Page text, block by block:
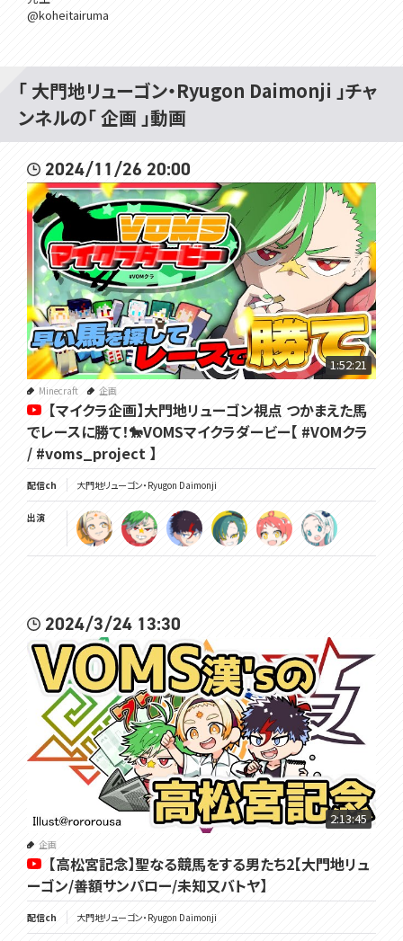
@koheitairuma
Membership is here!! メンバーシップはここ！
hhttps://www.youtube.com/channel/UCivDgaCAh7WPBoKA24WN
wJQ/join
Twitter：https://twitter.com/VOMS_Project
HP：https://voms.net/
「 大門地リューゴン・Ryugon Daimonji 」チャ
ンネルの「 企画 」動画
2024/11/26 20:00
1:52:21
Minecraft 企画
【マイクラ企画】大門地リューゴン視点 つかまえた馬
でレースに勝て！🐎VOMSマイクラダービー【 #VOMクラ
/ #voms_project 】
配信ch 大門地リューゴン・Ryugon Daimonji
出演
2024/3/24 13:30
2:13:45
企画
【高松宮記念】聖なる競馬をする男たち2【大門地リュ
ーゴン/善額サンパロー/未知又バトヤ】
配信ch 大門地リューゴン・Ryugon Daimonji